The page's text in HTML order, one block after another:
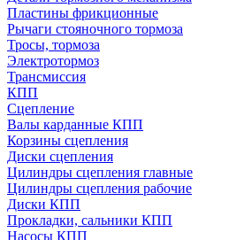
Пластины фрикционные
Рычаги стояночного тормоза
Тросы, тормоза
Электротормоз
Трансмиссия
КПП
Сцепление
Валы карданные КПП
Корзины сцепления
Диски сцепления
Цилиндры сцепления главные
Цилиндры сцепления рабочие
Диски КПП
Прокладки, сальники КПП
Насосы КПП